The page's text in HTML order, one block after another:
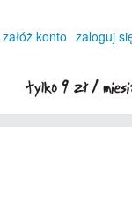
załóż konto zaloguj